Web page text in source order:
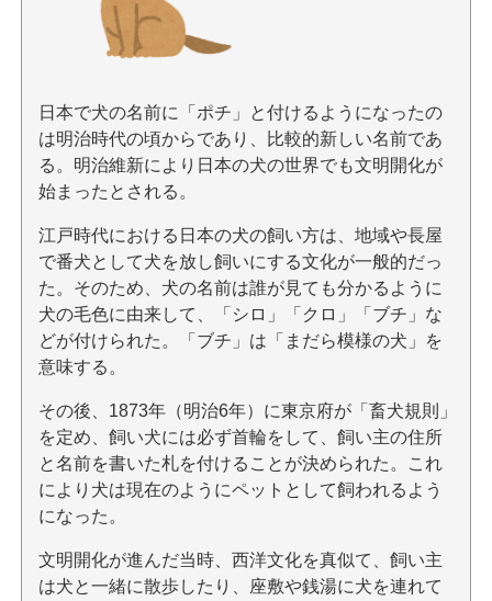
日本で犬の名前に「ポチ」と付けるようになったの
は明治時代の頃からであり、比較的新しい名前であ
る。明治維新により日本の犬の世界でも文明開化が
始まったとされる。
江戸時代における日本の犬の飼い方は、地域や長屋
で番犬として犬を放し飼いにする文化が一般的だっ
た。そのため、犬の名前は誰が見ても分かるように
犬の毛色に由来して、「シロ」「クロ」「ブチ」な
どが付けられた。「ブチ」は「まだら模様の犬」を
意味する。
その後、1873年（明治6年）に東京府が「畜犬規則」
を定め、飼い犬には必ず首輪をして、飼い主の住所
と名前を書いた札を付けることが決められた。これ
により犬は現在のようにペットとして飼われるよう
になった。
文明開化が進んだ当時、西洋文化を真似て、飼い主
は犬と一緒に散歩したり、座敷や銭湯に犬を連れて